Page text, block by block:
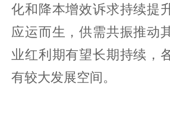
化和降本增效诉求持续提
应运而生，供需共振推动
业红利期有望长期持续，
有较大发展空间。